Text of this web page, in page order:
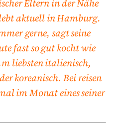
Eltern in der Nähe
aktuell in Hamburg.
gerne, sagt seine
fast so gut kocht wie
liebsten italienisch,
koreanisch. Bei reisen
im Monat eines seiner